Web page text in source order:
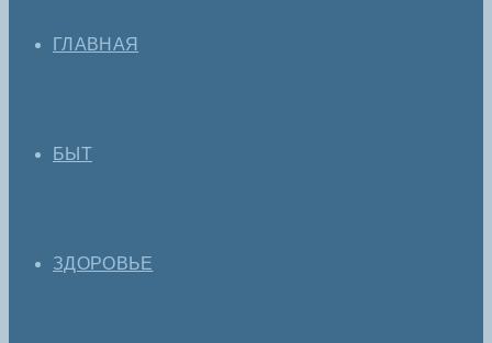
ГЛАВНАЯ
БЫТ
ЗДОРОВЬЕ